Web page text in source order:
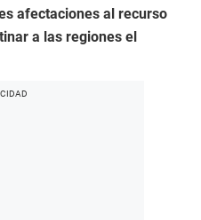
afectaciones al recurso
a las regiones el